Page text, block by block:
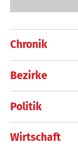
Chronik
Bezirke
Politik
Wirtschaft